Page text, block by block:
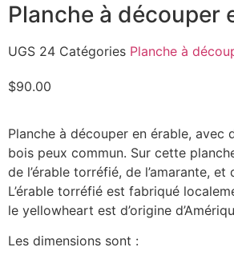
Planche à découper
UGS 24 Catégories Planche à
$90.00
Planche à découper en érable, avec
bois peux commun. Sur cette
de l’érable torréfié, de l’amarante,
L’érable torréfié est fabriqué
le yellowheart est d’origine
Les dimensions sont :